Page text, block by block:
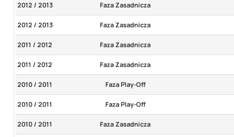
2012 / 2013 Faza Zasadnicza
2012 / 2013 Faza Zasadnicza
2011 / 2012 Faza Zasadnicza
2011 / 2012 Faza Zasadnicza
2010 / 2011 Faza Play-Off
2010 / 2011 Faza Play-Off
2010 / 2011 Faza Zasadnicza